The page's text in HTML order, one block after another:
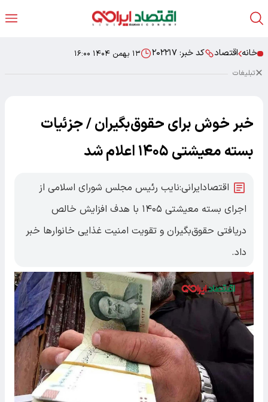
خانه اقتصاد کد خبر: ۲۰۲۲۱۷ ۱۳ بهمن ۱۴۰۴ ۱۶:۰۰
تبلیغات
خبر خوش برای حقوق‌بگیران / جزئیات
بسته معیشتی ۱۴۰۵ اعلام شد
اقتصادایرانی:نایب رئیس مجلس شورای اسلامی از
اجرای بسته معیشتی ۱۴۰۵ با هدف افزایش خالص
دریافتی حقوق‌بگیران و تقویت امنیت غذایی خانوارها خبر
داد.